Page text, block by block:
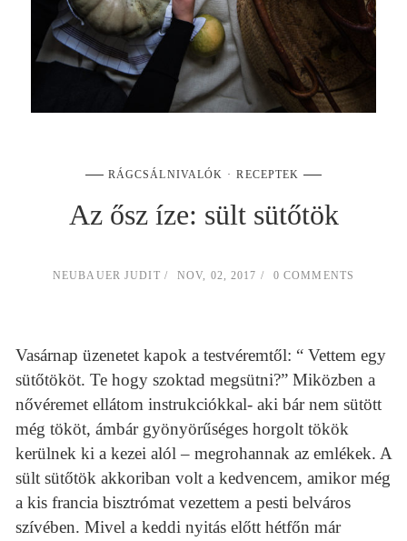
RÁGCSÁLNIVALÓK RECEPTEK
Az ősz íze: sült sütőtök
NEUBAUER JUDIT NOV, 02, 2017 0 COMMENTS
Vasárnap üzenetet kapok a testvéremtől: “ Vettem egy
sütőtököt. Te hogy szoktad megsütni?” Miközben a
nővéremet ellátom instrukciókkal- aki bár nem sütött
még tököt, ámbár gyönyörűséges horgolt tökök
kerülnek ki a kezei alól – megrohannak az emlékek. A
sült sütőtök akkoriban volt a kedvencem, amikor még
a kis francia bisztrómat vezettem a pesti belváros
szívében. Mivel a keddi nyitás előtt hétfőn már